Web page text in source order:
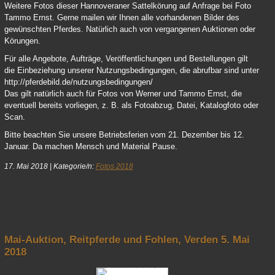
18 Dancier Wolkentanz 03
Weitere Fotos dieser Hannoveraner Sattelkörung auf Anfrage bei Foto
Tammo Ernst. Gerne mailen wir Ihnen alle vorhandenen Bilder des
gewünschten Pferdes. Natürlich auch von vergangenen Auktionen oder
Körungen.
Für alle Angebote, Aufträge, Veröffentlichungen und Bestellungen gilt
die Einbeziehung unserer Nutzungsbedingungen, die abrufbar sind unter
http://pferdebild.de/nutzungsbedingungen/
Das gilt natürlich auch für Fotos von Werner und Tammo Ernst, die
eventuell bereits vorliegen, z. B. als Fotoabzug, Datei, Katalogfoto oder
Scan.
Bitte beachten Sie unsere Betriebsferien vom 21. Dezember bis 12.
Januar. Da machen Mensch und Material Pause.
17. Mai 2018| Kategorie/n: Fotos 2018
Mai-Auktion, Reitpferde und Fohlen, Verden 5. Mai
2018